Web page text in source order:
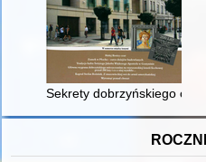
Sekrety dobrzyńskiego